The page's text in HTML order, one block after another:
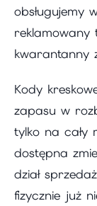
obsługujemy
kwarantanny
Kody
zapasu w
tylko na cały
dostępna
dział
fizycznie już